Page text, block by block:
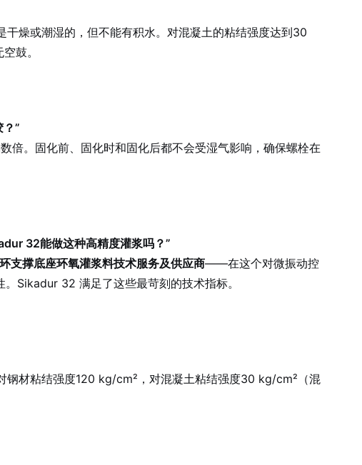
燥或潮湿的，但不能有积水。对混凝土的粘结强度达到30
鼓。
”
。固化前、固化时和固化后都不会受湿气影响，确保螺栓在
32能做这种高精度灌浆吗？”
支撑底座环氧灌浆料技术服务及供应商——在这个对微振动控
Sikadur 32 满足了这些最苛刻的技术指标。
材粘结强度120 kg/cm²，对混凝土粘结强度30 kg/cm²（混